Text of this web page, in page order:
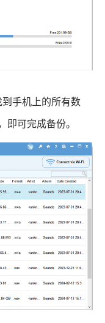
手机上的所有数
即可完成备份。